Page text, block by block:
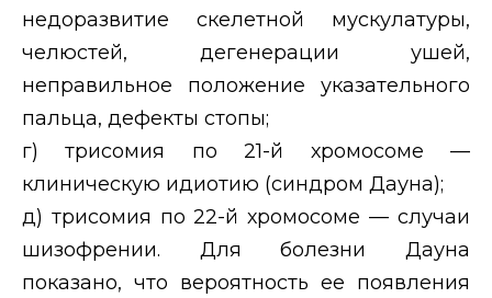
недоразвитие скелетной мускулатуры,
челюстей, дегенерации ушей,
неправильное положение указательного
пальца, дефекты стопы;
г) трисомия по 21-й хромосоме —
клиническую идиотию (синдром Дауна);
д) трисомия по 22-й хромосоме — случаи
шизофрении. Для болезни Дауна
показано, что вероятность ее появления